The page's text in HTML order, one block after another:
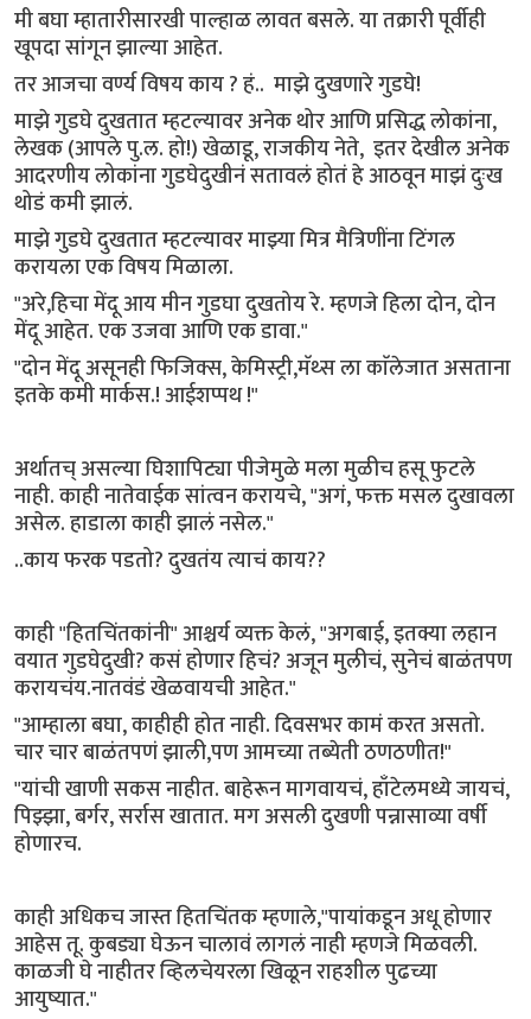
मी बघा म्हातारीसारखी पाल्हाळ लावत बसले. या तक्रारी पूर्वीही
खूपदा सांगून झाल्या आहेत.
तर आजचा वर्ण्य विषय काय ? हं.. माझे दुखणारे गुडघे!
माझे गुडघे दुखतात म्हटल्यावर अनेक थोर आणि प्रसिद्ध लोकांना,
लेखक (आपले पु.ल. हो!) खेळाडू, राजकीय नेते, इतर देखील अनेक
आदरणीय लोकांना गुडघेदुखीनं सतावलं होतं हे आठवून माझं दुःख
थोडं कमी झालं.
माझे गुडघे दुखतात म्हटल्यावर माझ्या मित्र मैत्रिणींना टिंगल
करायला एक विषय मिळाला.
"अरे,हिचा मेंदू आय मीन गुडघा दुखतोय रे. म्हणजे हिला दोन, दोन
मेंदू आहेत. एक उजवा आणि एक डावा."
"दोन मेंदू असूनही फिजिक्स, केमिस्ट्री,मॅथ्स ला काॅलेजात असताना
इतके कमी मार्कस.! आईशप्पथ !"
अर्थातच् असल्या घिशापिट्या पीजेमुळे मला मुळीच हसू फुटले
नाही. काही नातेवाईक सांत्वन करायचे, "अगं, फक्त मसल दुखावला
असेल. हाडाला काही झालं नसेल."
..काय फरक पडतो? दुखतंय त्याचं काय??
काही "हितचिंतकांनी" आश्चर्य व्यक्त केलं, "अगबाई, इतक्या लहान
वयात गुडघेदुखी? कसं होणार हिचं? अजून मुलीचं, सुनेचं बाळंतपण
करायचंय.नातवंडं खेळवायची आहेत."
"आम्हाला बघा, काहीही होत नाही. दिवसभर कामं करत असतो.
चार चार बाळंतपणं झाली,पण आमच्या तब्येती ठणठणीत!"
"यांची खाणी सकस नाहीत. बाहेरून मागवायचं, हाँटेलमध्ये जायचं,
पिझ्झा, बर्गर, सर्रास खातात. मग असली दुखणी पन्नासाव्या वर्षी
होणारच.
काही अधिकच जास्त हितचिंतक म्हणाले,"पायांकडून अधू होणार
आहेस तू. कुबड्या घेऊन चालावं लागलं नाही म्हणजे मिळवली.
काळजी घे नाहीतर व्हिलचेयरला खिळून राहशील पुढच्या
आयुष्यात."